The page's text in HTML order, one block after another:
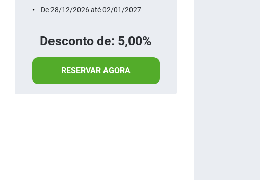
De 28/12/2026 até 02/01/2027
Desconto de: 5,00%
RESERVAR AGORA